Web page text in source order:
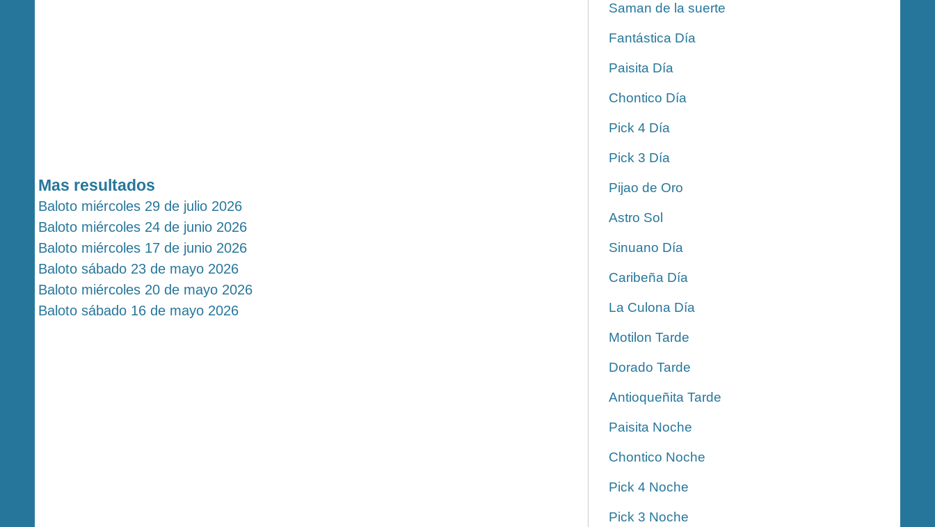
Mas resultados
Baloto miércoles 29 de julio 2026
Baloto miércoles 24 de junio 2026
Baloto miércoles 17 de junio 2026
Baloto sábado 23 de mayo 2026
Baloto miércoles 20 de mayo 2026
Baloto sábado 16 de mayo 2026
Saman de la suerte
Fantástica Día
Paisita Día
Chontico Día
Pick 4 Día
Pick 3 Día
Pijao de Oro
Astro Sol
Sinuano Día
Caribeña Día
La Culona Día
Motilon Tarde
Dorado Tarde
Antioqueñita Tarde
Paisita Noche
Chontico Noche
Pick 4 Noche
Pick 3 Noche